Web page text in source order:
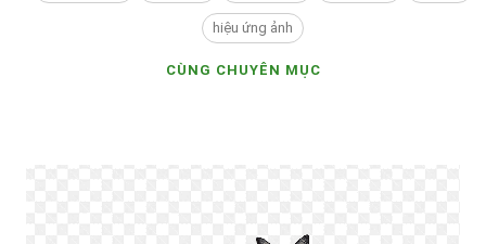
hiệu ứng ảnh
CÙNG CHUYÊN MỤC